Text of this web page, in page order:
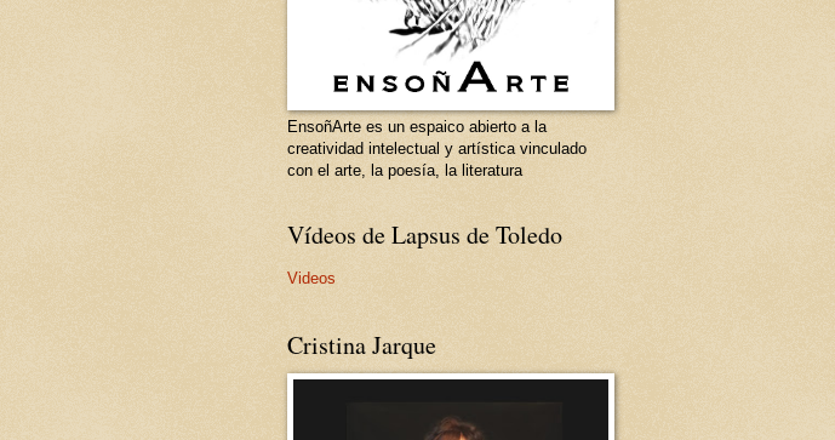
EnsoñArte es un espaico abierto a la
creatividad intelectual y artística vinculado
con el arte, la poesía, la literatura
Vídeos de Lapsus de Toledo
Videos
Cristina Jarque